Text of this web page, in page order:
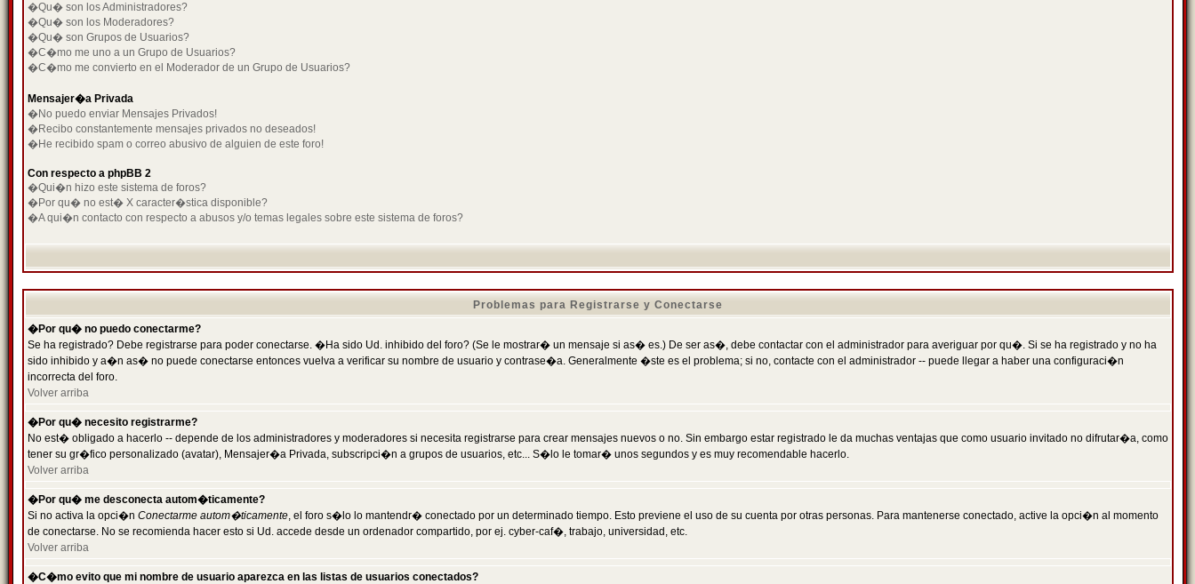
�Qu� son los Administradores?
�Qu� son los Moderadores?
�Qu� son Grupos de Usuarios?
�C�mo me uno a un Grupo de Usuarios?
�C�mo me convierto en el Moderador de un Grupo de Usuarios?
Mensajer�a Privada
�No puedo enviar Mensajes Privados!
�Recibo constantemente mensajes privados no deseados!
�He recibido spam o correo abusivo de alguien de este foro!
Con respecto a phpBB 2
�Qui�n hizo este sistema de foros?
�Por qu� no est� X caracter�stica disponible?
�A qui�n contacto con respecto a abusos y/o temas legales sobre este sistema de foros?
Problemas para Registrarse y Conectarse
�Por qu� no puedo conectarme?
Se ha registrado? Debe registrarse para poder conectarse. �Ha sido Ud. inhibido del foro? (Se le mostrar� un mensaje si as� es.) De ser as�, debe contactar con el administrador para averiguar por qu�. Si se ha registrado y no ha
sido inhibido y a�n as� no puede conectarse entonces vuelva a verificar su nombre de usuario y contrase�a. Generalmente �ste es el problema; si no, contacte con el administrador -- puede llegar a haber una configuraci�n
incorrecta del foro.
Volver arriba
�Por qu� necesito registrarme?
No est� obligado a hacerlo -- depende de los administradores y moderadores si necesita registrarse para crear mensajes nuevos o no. Sin embargo estar registrado le da muchas ventajas que como usuario invitado no difrutar�a, como
tener su gr�fico personalizado (avatar), Mensajer�a Privada, subscripci�n a grupos de usuarios, etc... S�lo le tomar� unos segundos y es muy recomendable hacerlo.
Volver arriba
�Por qu� me desconecta autom�ticamente?
Si no activa la opci�n Conectarme autom�ticamente, el foro s�lo lo mantendr� conectado por un determinado tiempo. Esto previene el uso de su cuenta por otras personas. Para mantenerse conectado, active la opci�n al momento
de conectarse. No se recomienda hacer esto si Ud. accede desde un ordenador compartido, por ej. cyber-caf�, trabajo, universidad, etc.
Volver arriba
�C�mo evito que mi nombre de usuario aparezca en las listas de usuarios conectados?